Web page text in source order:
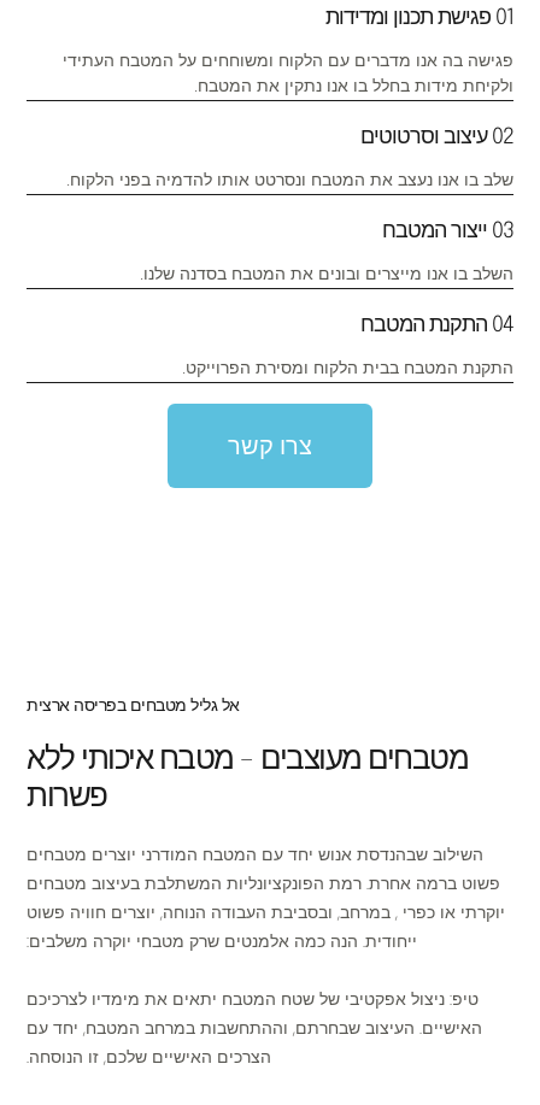
01 פגישת תכנון ומדידות
פגישה בה אנו מדברים עם הלקוח ומשוחחים על המטבח העתידי
ולקיחת מידות בחלל בו אנו נתקין את המטבח.
02 עיצוב וסרטוטים
שלב בו אנו נעצב את המטבח ונסרטט אותו להדמיה בפני הלקוח.
03 ייצור המטבח
השלב בו אנו מייצרים ובונים את המטבח בסדנה שלנו.
04 התקנת המטבח
התקנת המטבח בבית הלקוח ומסירת הפרוייקט.
צרו קשר
אל גליל מטבחים בפריסה ארצית
מטבחים מעוצבים - מטבח איכותי ללא
פשרות
השילוב שבהנדסת אנוש יחד עם המטבח המודרני יוצרים מטבחים
פשוט ברמה אחרת. רמת הפונקציונליות המשתלבת בעיצוב מטבחים
יוקרתי או כפרי , במרחב, ובסביבת העבודה הנוחה, יוצרים חוויה פשוט
ייחודית. הנה כמה אלמנטים שרק מטבחי יוקרה משלבים:
טיפ: ניצול אפקטיבי של שטח המטבח יתאים את מימדיו לצרכיכם
האישיים. העיצוב שבחרתם, וההתחשבות במרחב המטבח, יחד עם
הצרכים האישיים שלכם, זו הנוסחה.